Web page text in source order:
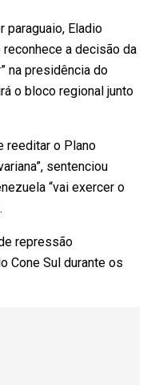
paraguaio, Eladio
a decisão da
na presidência do
o bloco regional junto
reeditar o Plano
sentenciou
“vai exercer o
repressão
Cone Sul durante os